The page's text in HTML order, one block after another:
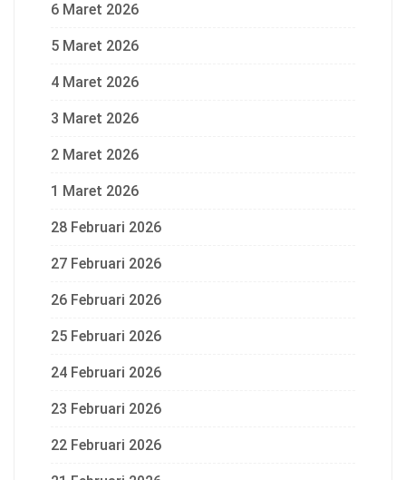
6 Maret 2026
5 Maret 2026
4 Maret 2026
3 Maret 2026
2 Maret 2026
1 Maret 2026
28 Februari 2026
27 Februari 2026
26 Februari 2026
25 Februari 2026
24 Februari 2026
23 Februari 2026
22 Februari 2026